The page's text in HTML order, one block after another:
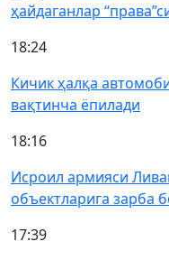
ҳайдаганлар
18:24
Кичик ҳалқа
вақтинча ёпилади
18:16
Исроил армияси
объектларига зарба
17:39